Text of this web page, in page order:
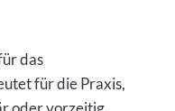
das
für die Praxis,
oder vorzeitig